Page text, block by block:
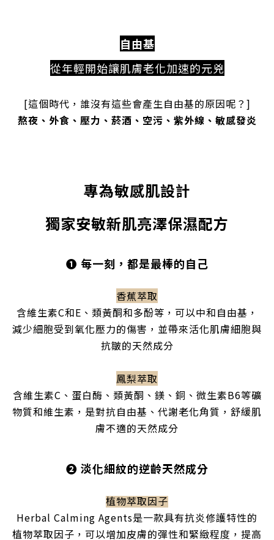
自由基
從年輕開始讓肌膚老化加速的元兇
[這個時代，誰沒有這些會產生自由基的原因呢？]
熬夜、外食、壓力、菸酒、空污、紫外線、敏感發炎
專為敏感肌設計
獨家安敏新肌亮澤保濕配方
❶ 每一刻，都是最棒的自己
香蕉萃取
含維生素C和E、類黃酮和多酚等，可以中和自由基，
減少細胞受到氧化壓力的傷害，並帶來活化肌膚細胞與
抗皺的天然成分
鳳梨萃取
含維生素C、蛋白酶、類黃酮、鎂、銅、微生素B6等礦
物質和維生素，是對抗自由基、代謝老化角質，舒緩肌
膚不適的天然成分
❷ 淡化細紋的逆齡天然成分
植物萃取因子
Herbal Calming Agents是一款具有抗炎修護特性的
植物萃取因子，可以增加皮膚的彈性和緊緻程度，提高